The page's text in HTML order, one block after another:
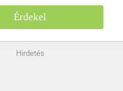
Érdekel
Hirdetés